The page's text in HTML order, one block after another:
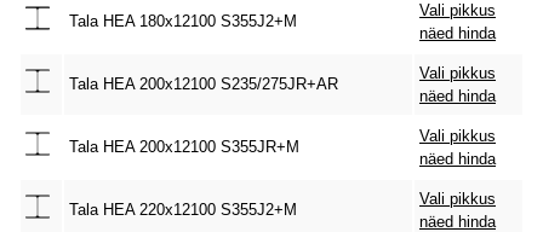
Tala HEA 180x12100 S355J2+M
Vali pikkus
näed hinda
Tala HEA 200x12100 S235/275JR+AR
Vali pikkus
näed hinda
Tala HEA 200x12100 S355JR+M
Vali pikkus
näed hinda
Tala HEA 220x12100 S355J2+M
Vali pikkus
näed hinda